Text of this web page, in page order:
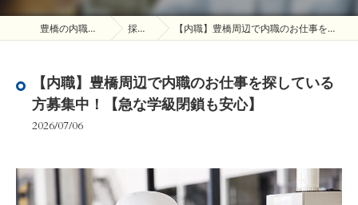
豊橋の内職は株式会社オオサワ 採用ブログ 【内職】豊橋周辺で内職のお仕事を探している方募集中！【急な学級閉鎖も安心】
【内職】豊橋周辺で内職のお仕事を探している
方募集中！【急な学級閉鎖も安心】
2026/07/06